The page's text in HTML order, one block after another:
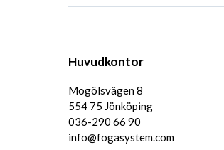
Huvudkontor
Mogölsvägen 8
554 75 Jönköping
036-290 66 90
info@fogasystem.com